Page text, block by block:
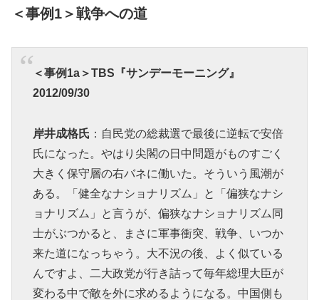
＜事例1＞戦争への道
＜事例1a＞TBS『サンデーモーニング』
2012/09/30
岸井成格氏 ：自民党の総裁選で最後に逆転で安倍
氏になった。やはり尖閣の日中問題がものすごく
大きく保守層の右バネに働いた。そういう風潮が
ある。「健全なナショナリズム」と「偏狭なナシ
ョナリズム」と言うが、偏狭なナショナリズム同
士がぶつかると、まさに軍事衝突、戦争、いつか
来た道になっちゃう。大不況の後、よく似ている
んですよ、二大政党が行き詰って毎年総理大臣が
変わる中で敵を外に求めるようになる。中国側も